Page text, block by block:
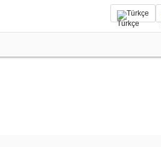
Türkçe